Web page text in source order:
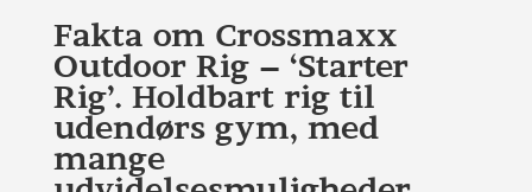
Fakta om Crossmaxx
Outdoor Rig – ‘Starter
Rig’. Holdbart rig til
udendørs gym, med
mange